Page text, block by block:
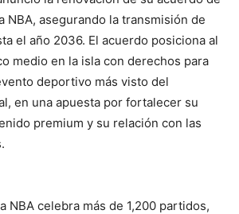
NBA, asegurando la transmisión de
el año 2036. El acuerdo posiciona al
medio en la isla con derechos para
deportivo más visto del
en una apuesta por fortalecer su
premium y su relación con las
NBA celebra más de 1,200 partidos,